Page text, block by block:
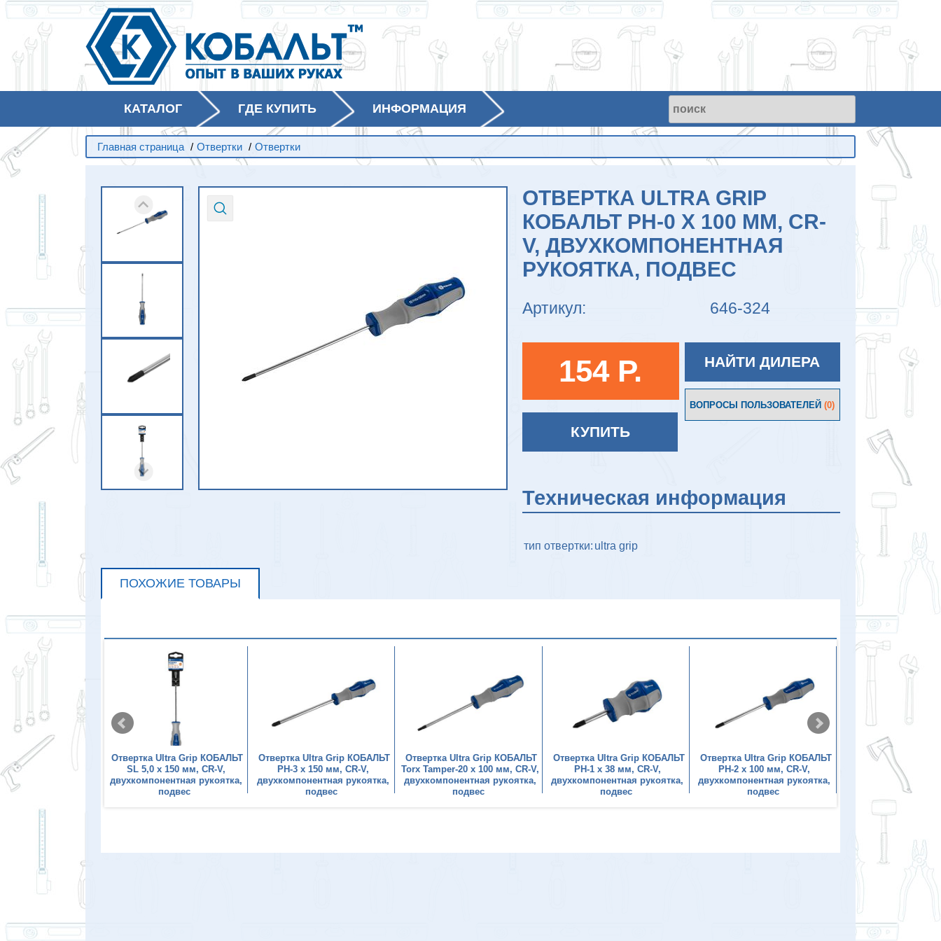
КАТАЛОГ ГДЕ КУПИТЬ ИНФОРМАЦИЯ
Главная страница / Отвертки / Отвертки
ОТВЕРТКА ULTRA GRIP
КОБАЛЬТ PH-0 Х 100 ММ, CR-
V, ДВУХКОМПОНЕНТНАЯ
РУКОЯТКА, ПОДВЕС
Артикул: 646-324
154 P.
КУПИТЬ
НАЙТИ ДИЛЕРА
ВОПРОСЫ ПОЛЬЗОВАТЕЛЕЙ(0)
Техническая информация
тип отвертки: ultra grip
ПОХОЖИЕ ТОВАРЫ
Ultra Grip КОБАЛЬТ
25 х 100 мм, CR-V,
рукоятка,
подвес
Отвертка Ultra Grip КОБАЛЬТ
SL 5,0 х 150 мм, CR-V,
двухкомпонентная рукоятка,
подвес
Отвертка Ultra Grip КОБАЛЬТ
PH-3 х 150 мм, CR-V,
двухкомпонентная рукоятка,
подвес
Отвертка Ultra Grip КОБАЛЬТ
Torx Tamper-20 х 100 мм, CR-V,
двухкомпонентная рукоятка,
подвес
Отвертка Ultra Grip КОБАЛЬТ
PH-1 х 38 мм, CR-V,
двухкомпонентная рукоятка,
подвес
Отвертка Ultra Grip КОБАЛЬТ
PH-2 х 100 мм, CR-V,
двухкомпонентная рукоятка,
подвес
Отвертка Ultra
PZ-1 х 75 мм,
двухкомпонентная
подвес